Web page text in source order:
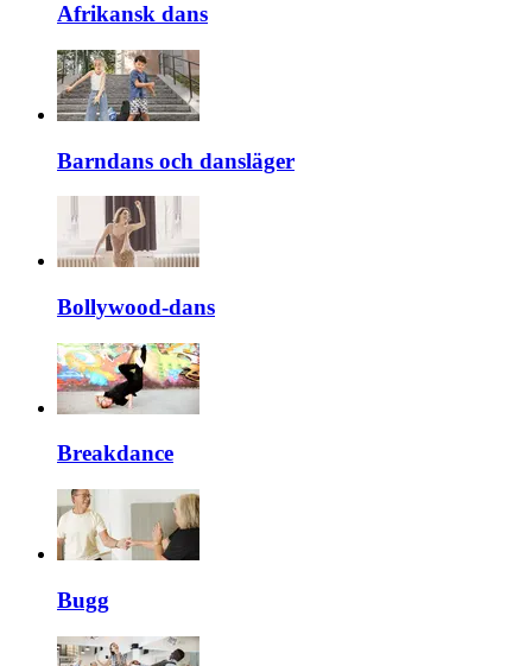
Afrikansk dans
Barndans och dansläger
Bollywood-dans
Breakdance
Bugg